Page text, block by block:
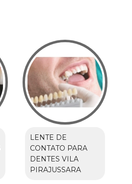
LENTE DE
CONTATO PARA
DENTES VILA
PIRAJUSSARA